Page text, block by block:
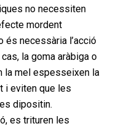
no necessiten
mordent
és necessària l’acció
la goma aràbiga o
la mel espesseixen la
i eviten que les
dipositin.
es trituren les